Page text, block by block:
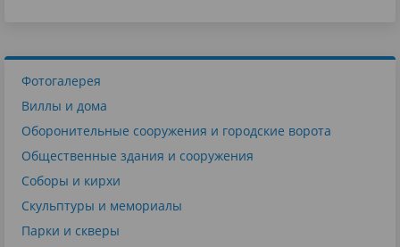
Фотогалерея
Виллы и дома
Оборонительные сооружения и городские ворота
Общественные здания и сооружения
Соборы и кирхи
Скульптуры и мемориалы
Парки и скверы